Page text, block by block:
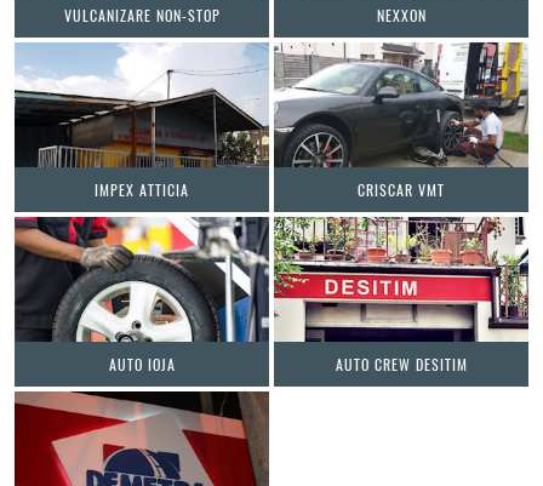
VULCANIZARE NON-STOP NEXXON
IMPEX ATTICIA CRISCAR VMT
AUTO IOJA AUTO CREW DESITIM